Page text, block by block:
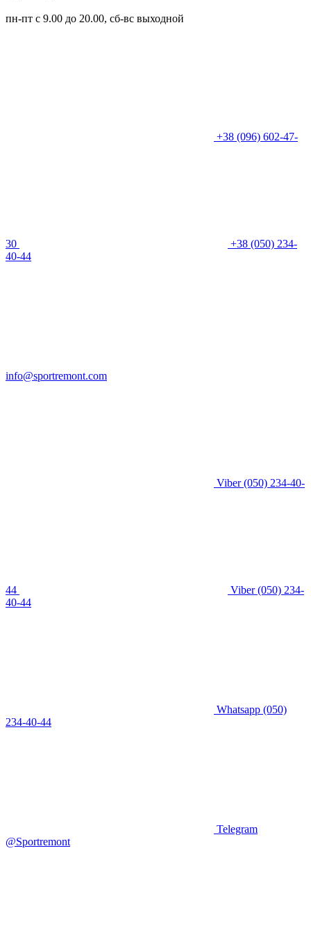
пн-пт с 9.00 до 20.00, сб-вс выходной
+38 (096) 602-47-
30
+38 (050) 234-
40-44
info@sportremont.com
Viber(050) 234-40-
44 Viber(050) 234-
40-44
Whatsapp (050)
234-40-44
Telegram
@Sportremont